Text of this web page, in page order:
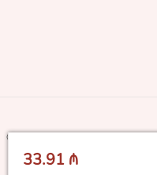
33.91 ₼
©2018 - 2026 Baku Book